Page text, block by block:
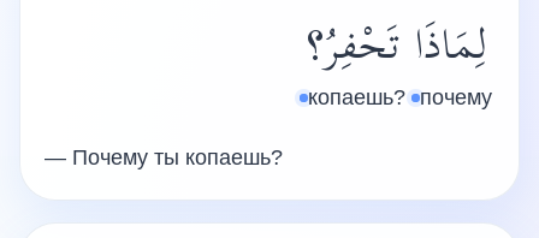
لِمَاذَا
почему
تَحْفِرُ؟
копаешь?
— Почему ты копаешь?